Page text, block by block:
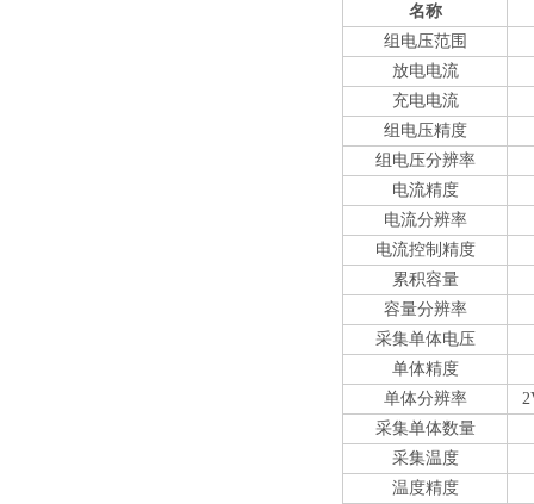
名称
组电压范围
放电电流
充电电流
组电压精度
组电压分辨率
电流精度
电流分辨率
电流控制精度
累积容量
容量分辨率
采集单体电压
单体精度
单体分辨率
采集单体数量
采集温度
温度精度